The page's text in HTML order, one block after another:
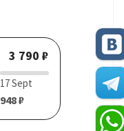
3 790 ₽
17 Sept
948 ₽